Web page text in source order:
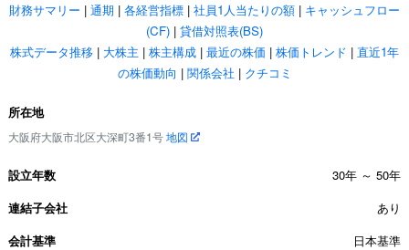
財務サマリー | 通期 | 各経営指標 | 社員1人当たりの額 | キャッシュフロー
(CF) | 貸借対照表(BS)
株式データ推移 | 大株主 | 株主構成 | 最近の株価 | 株価トレンド | 直近1年
の株価動向 | 関係会社 | クチコミ
所在地
大阪府大阪市北区大深町3番1号地図
設立年数
30年 ～ 50年
連結子会社
あり
会計基準
日本基準